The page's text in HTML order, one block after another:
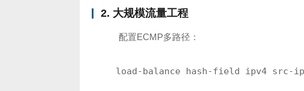
2. 大规模流量工程
配置ECMP多路径：
load-balance hash-field ipv4